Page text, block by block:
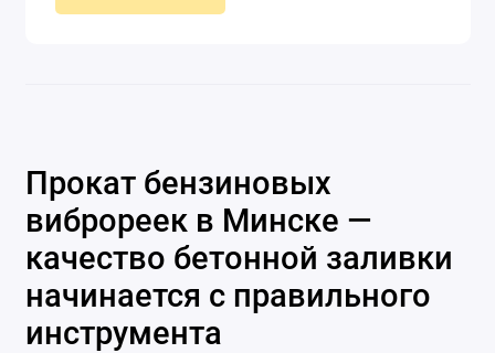
Прокат бензиновых
виброреек в Минске —
качество бетонной заливки
начинается с правильного
инструмента